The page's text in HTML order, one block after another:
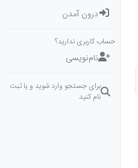
درون آمدن
حساب کاربری ندارید؟
نام‌نویسی
برای جستجو وارد شوید و یا ثبت
نام کنید